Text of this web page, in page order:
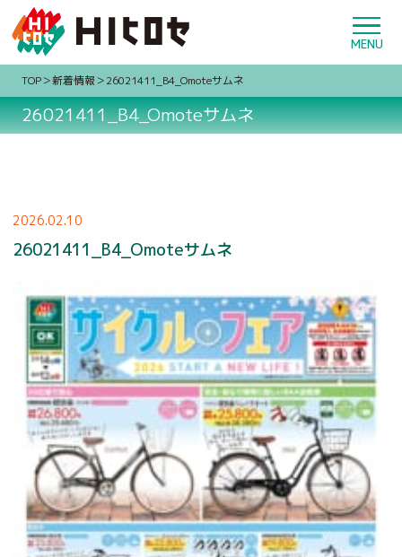
TOP 新着情報 26021411_B4_Omoteサムネ
26021411_B4_Omoteサムネ
2026.02.10
26021411_B4_Omoteサムネ